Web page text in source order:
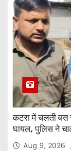
कटरा में चलती
घायल, पुलिस ने
लियाAug 9, 2026